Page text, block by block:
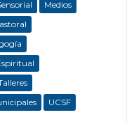
Medios
UCSF